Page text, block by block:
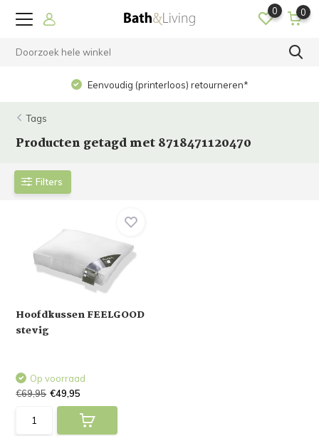
0 0
Eenvoudig (printerloos) retourneren*
Tags
Producten getagd met 8718471120470
Filters
Hoofdkussen FEELGOOD
stevig
Op voorraad
€69,95 €49,95